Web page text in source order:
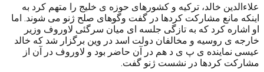
علاءالدین خالد، ترکیه و کشورهای حوزه ی خلیج را متهم کرد به
اینکه مانع مشارکت کردها در گفت وگوهای صلح ژنو می شوند. اما
او اشاره کرد که به تازگی جلسه ای میان سرگئی لاوروف وزیر
خارجه ی روسیه و مخالفان دولت اسد در وین برگزار شد که خالد
عیسی نماینده ی پ ی د هم در آن حاضر بود و لاوروف در آن از
مشارکت کردها در نشست ژنو گفت.